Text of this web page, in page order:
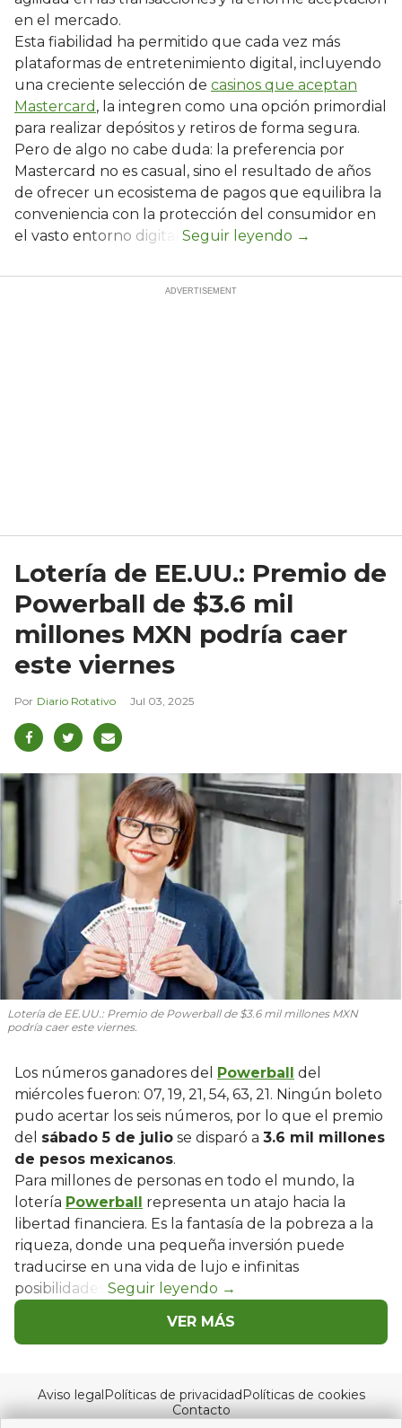
en el mercado.
Esta fiabilidad ha permitido que cada vez más
plataformas de entretenimiento digital, incluyendo
una creciente selección de casinos que aceptan
Mastercard , la integren como una opción primordial
para realizar depósitos y retiros de forma segura.
Pero de algo no cabe duda: la preferencia por
Mastercard no es casual, sino el resultado de años
de ofrecer un ecosistema de pagos que equilibra la
conveniencia con la protección del consumidor en
el vasto entorno digital.
Lotería de EE.UU.: Premio de
Powerball de $3.6 mil
millones MXN podría caer
este viernes
Diario Rotativo Jul 03, 2025
Lotería de EE.UU.: Premio de Powerball de $3.6 mil millones MXN
podría caer este viernes.
Los números ganadores del Powerball del
miércoles fueron: 07, 19, 21, 54, 63, 21. Ningún boleto
pudo acertar los seis números, por lo que el premio
del sábado 5 de julio se disparó a 3.6 mil millones
de pesos mexicanos.
Para millones de personas en todo el mundo, la
lotería Powerball representa un atajo hacia la
libertad financiera. Es la fantasía de la pobreza a la
riqueza, donde una pequeña inversión puede
traducirse en una vida de lujo e infinitas
posibilidades.
VER MÁS
Aviso legalPolíticas de privacidadPolíticas de cookies
Contacto